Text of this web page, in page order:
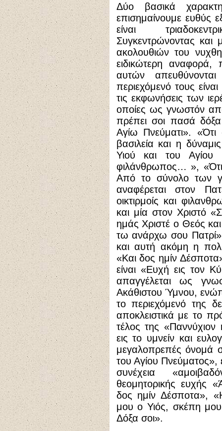
Δύο βασικά
επισημαίνουμε ευθύς
είναι
Συγκεντρώνοντας και
ακολουθιών του
ειδικώτερη αναφορά,
αυτών
περιεχόμενό τους
τις εκφωνήσεις των
οποίες ως γνωστόν
πρέπει σοι πασά
Αγίω Πνεύματι».
βασιλεία και η
Υιού και του Αγίου
φιλάνθρωπος… »,
Από το σύνολο των
αναφέρεται στον
οικτιρμοίς και
και μία στον Χριστό
ημάς Χριστέ ο Θεός
τω ανάρχω σου Πατρί»
και αυτή ακόμη η
«Και δος ημίν
είναι «Ευχή εις τον
απαγγέλεται ως
Ακάθιστου Ύμνου,
το περιεχόμενό της
αποκλειστικά με το
τέλος της «Παννύχιον
εις το υμνείν και
μεγαλοπρεπές όνομά
του Αγίου Πνεύματος»,
συνέχεια
θεομητορικής ευχής
δος ημίν Δέσποτα»,
μου ο Υιός, σκέπη
Δόξα σοι».